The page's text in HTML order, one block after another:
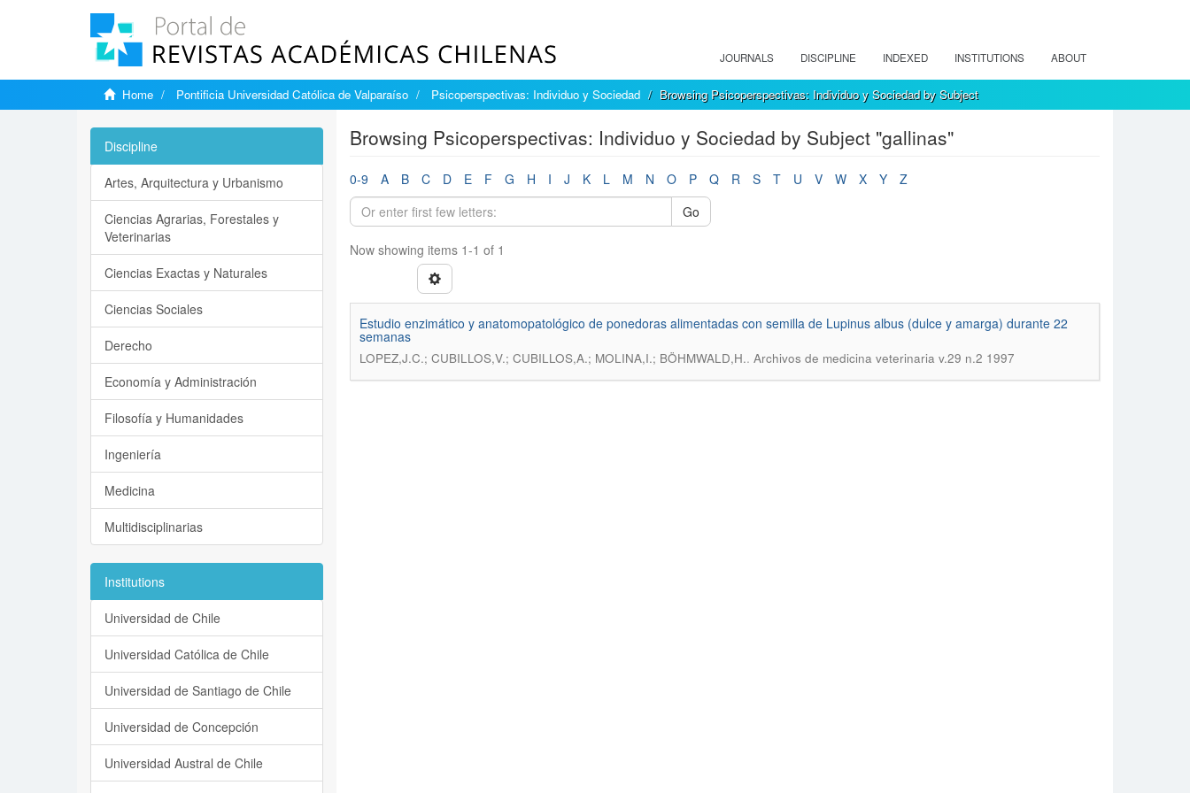
JOURNALS DISCIPLINE INDEXED INSTITUTIONS ABOUT
Home Pontificia Universidad Católica de Valparaíso Psicoperspectivas: Individuo y Sociedad Browsing Psicoperspectivas: Individuo y Sociedad by Subject
Browsing Psicoperspectivas: Individuo y Sociedad by Subject "gallinas"
0-9 A B C D E F G H I J K L M N O P Q R S T U V W X Y
Z
Go
Now showing items 1-1 of 1
Estudio enzimático y anatomopatológico de ponedoras alimentadas con semilla de Lupinus albus (dulce y amarga) durante 22
semanas
LOPEZ,J.C.; CUBILLOS,V.; CUBILLOS,A.; MOLINA,I.; BÖHMWALD,H.. Archivos de medicina veterinaria v.29 n.2 1997
Discipline
Artes, Arquitectura y Urbanismo
Ciencias Agrarias, Forestales y
Veterinarias
Ciencias Exactas y Naturales
Ciencias Sociales
Derecho
Economía y Administración
Filosofía y Humanidades
Ingeniería
Medicina
Multidisciplinarias
Institutions
Universidad de Chile
Universidad Católica de Chile
Universidad de Santiago de Chile
Universidad de Concepción
Universidad Austral de Chile